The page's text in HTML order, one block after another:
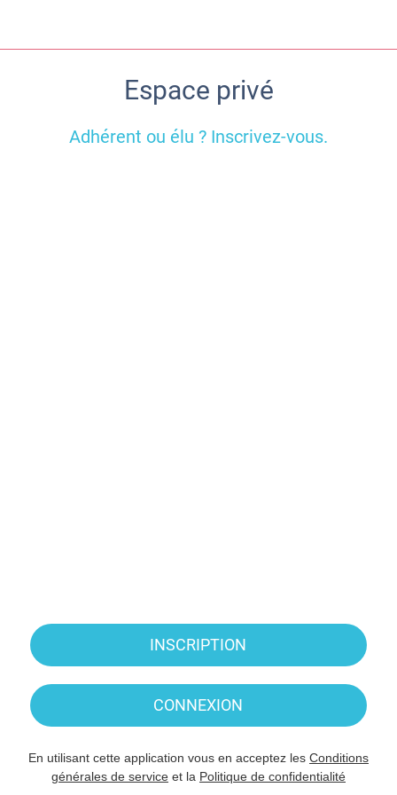
Espace privé
Adhérent ou élu ? Inscrivez-vous.
INSCRIPTION
CONNEXION
En utilisant cette application vous en acceptez les Conditions
générales de service et la Politique de confidentialité